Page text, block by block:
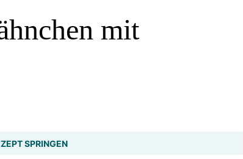
mit
SPRINGEN